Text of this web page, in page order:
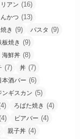
アン (16)
んかつ (13)
き (9) パスタ (9)
板焼き (9)
海鮮丼 (8)
(7) 丼 (7)
本酒バー (6)
ンギスカン (5)
ろばた焼き (4)
ビアバー (4)
親子丼 (4)